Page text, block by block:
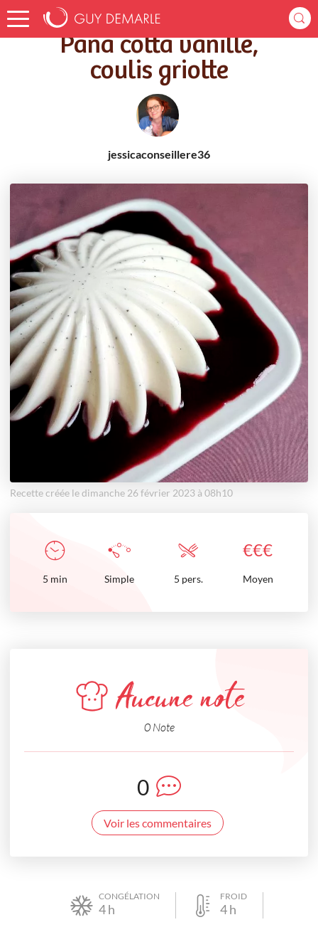
Accueil Recettes Pana cotta vanille, coulis griotte
Pana cotta vanille,
coulis griotte
jessicaconseillere36
Recette créée le dimanche 26 février 2023 à 08h10
€€€
5 min Simple 5 pers. Moyen
Aucune note
0 Note
0
Voir les commentaires
CONGÉLATION
4h
FROID
4h